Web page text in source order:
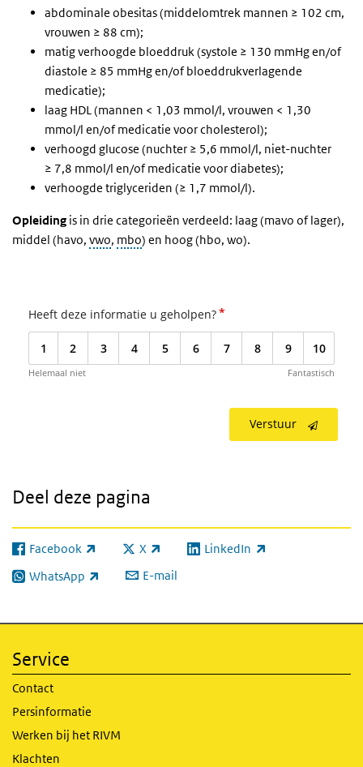
abdominale obesitas (middelomtrek mannen ≥ 102 cm,
vrouwen ≥ 88 cm);
matig verhoogde bloeddruk (systole ≥ 130 mmHg en/of
diastole ≥ 85 mmHg en/of bloeddrukverlagende
medicatie);
laag HDL (mannen < 1,03 mmol/l, vrouwen < 1,30
mmol/l en/of medicatie voor cholesterol);
verhoogd glucose (nuchter ≥ 5,6 mmol/l, niet-nuchter
≥ 7,8 mmol/l en/of medicatie voor diabetes);
verhoogde triglyceriden (≥ 1,7 mmol/l).
Opleiding is in drie categorieën verdeeld: laag (mavo of lager),
middel (havo, vwo, mbo) en hoog (hbo, wo).
Heeft deze informatie u geholpen?*
1 2 3 4 5 6 7 8 9 10
Helemaal niet Fantastisch
Verstuur
Deel deze pagina
Facebook
(externe link) X
(externe link) LinkedIn
(externe link)
WhatsApp
(externe link) E-mail
Service
Contact
Persinformatie
Werken bij het RIVM
Klachten